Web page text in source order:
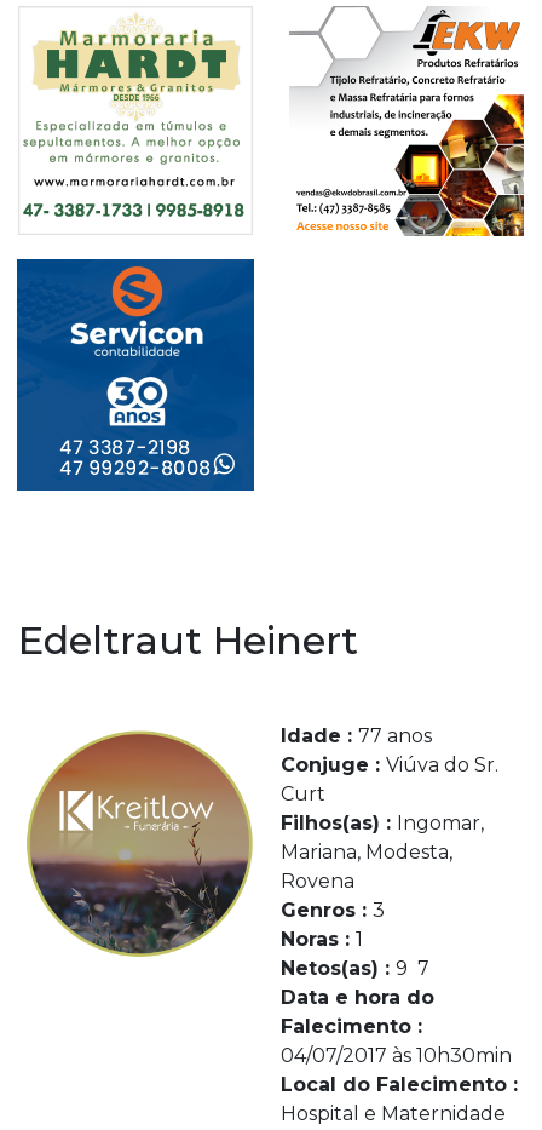
Edeltraut Heinert
Idade : 77 anos
Conjuge : Viúva do Sr.
Curt
Filhos(as) : Ingomar,
Mariana, Modesta,
Rovena
Genros : 3
Noras : 1
Netos(as) : 9 7
Data e hora do
Falecimento :
04/07/2017 às 10h30min
Local do Falecimento :
Hospital e Maternidade